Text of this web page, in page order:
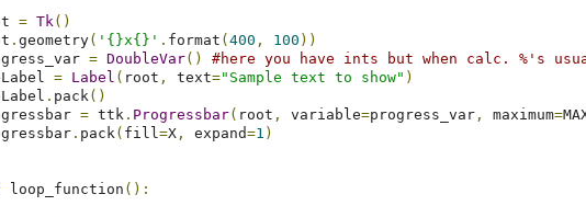
= Tk()
. geometry( '{}x{}' . format ( 400 , 100 ))
= DoubleVar()
#here you have ints but when calc. %'s
= Label ( root , text="Sample text to show" )
. pack()
= ttk. Progressbar( root , variable=progress_var, maximum=
. pack( fill=X, expand=1 )
loop_function ():